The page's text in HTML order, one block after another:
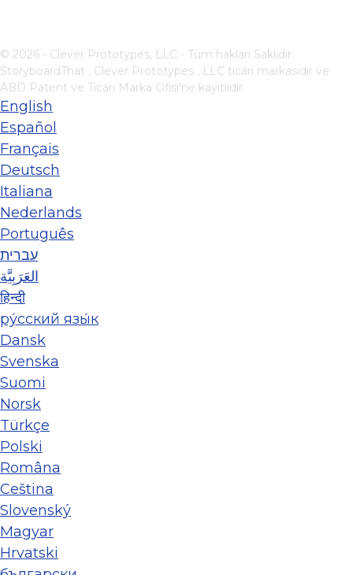
© 2026 - Clever Prototypes, LLC - Tüm hakları Saklıdır.
StoryboardThat , Clever Prototypes , LLC ticari markasıdır ve
ABD Patent ve Ticari Marka Ofisi'ne kayıtlıdır.
English
Español
Français
Deutsch
Italiana
Nederlands
Português
עברית
العَرَبِيَّة
हिन्दी
ру́сский язы́к
Dansk
Svenska
Suomi
Norsk
Türkçe
Polski
Româna
Ceština
Slovenský
Magyar
Hrvatski